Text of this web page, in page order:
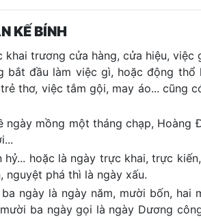
KẾ BÍNH
trương cửa hàng, cửa hiệu,
đầu làm việc gì, hoặc động thổ
thơ, việc tắm gội, may áo... cũng
mồng một tháng chạp, Hoàng
hoặc là ngày trực khai, trực
nguyệt phá thì là ngày xấu.
ngày là ngày năm, mười bốn, hai
ba ngày gọi là ngày Dương